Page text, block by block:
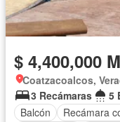
$ 4,400,000
Coatzacoalcos,
3 Recámaras
5
Balcón
Recámara